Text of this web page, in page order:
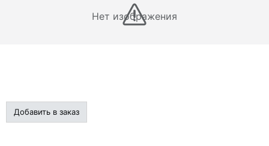
Нет изображения
Добавить в заказ